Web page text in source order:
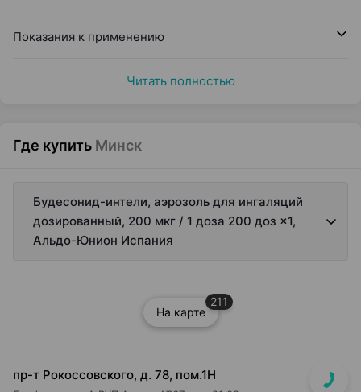
Показания к применению
Читать полностью
Где купить Минск
Будесонид-интели, аэрозоль для ингаляций
дозированный, 200 мкг / 1 доза 200 доз ×1,
Альдо-Юнион Испания
На карте
211
пр-т Рокоссовского, д. 78, пом.1Н